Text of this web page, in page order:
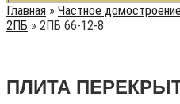
Главная » Частное домостроение
2ПБ » 2ПБ 66-12-8
ПЛИТА